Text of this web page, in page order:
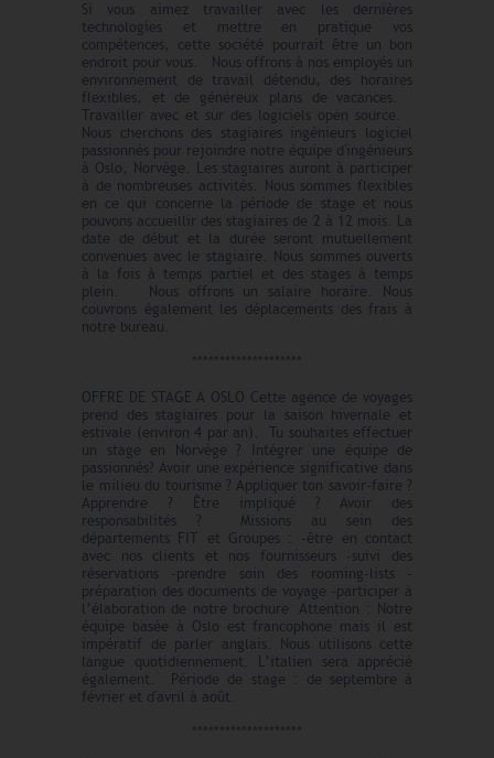
Si vous aimez travailler avec les dernières
technologies et mettre en pratique vos
compétences, cette société pourrait être un bon
endroit pour vous. Nous offrons à nos employés un
environnement de travail détendu, des horaires
flexibles, et de généreux plans de vacances.
Travailler avec et sur des logiciels open source.
Nous cherchons des stagiaires ingénieurs logiciel
passionnés pour rejoindre notre équipe d'ingénieurs
à Oslo, Norvège. Les stagiaires auront à participer
à de nombreuses activités. Nous sommes flexibles
en ce qui concerne la période de stage et nous
pouvons accueillir des stagiaires de 2 à 12 mois. La
date de début et la durée seront mutuellement
convenues avec le stagiaire. Nous sommes ouverts
à la fois à temps partiel et des stages à temps
plein. Nous offrons un salaire horaire. Nous
couvrons également les déplacements des frais à
notre bureau.
OFFRE DE STAGE A OSLO Cette agence de voyages
prend des stagiaires pour la saison hivernale et
estivale (environ 4 par an). Tu souhaites effectuer
un stage en Norvège ? Intégrer une équipe de
passionnés? Avoir une expérience significative dans
le milieu du tourisme ? Appliquer ton savoir-faire ?
Apprendre ? Être impliqué ? Avoir des
responsabilités ? Missions au sein des
départements FIT et Groupes : -être en contact
avec nos clients et nos fournisseurs -suivi des
réservations -prendre soin des rooming-lists -
préparation des documents de voyage -participer à
l’élaboration de notre brochure Attention : Notre
équipe basée à Oslo️ est francophone mais il est
impératif de parler anglais. Nous utilisons cette
langue quotidiennement. L’italien sera apprécié
également. Période de stage : de septembre à
février et d'avril à août.